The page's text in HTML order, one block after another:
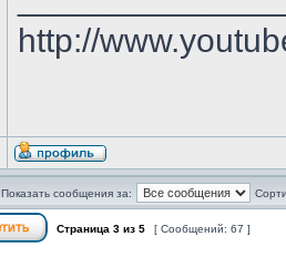
http://
Показать сообщения за:
Страница 3 из 5 [ Сообщений: 67 ]